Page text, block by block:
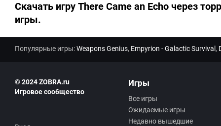
0
Скачать игру There Came an Echo через
игры.
Популярные игры:Weapons Genius, Empyrion - Galactic Survival ,
© 2024 ZOBRA.ru
Игровое сообщество
Игры
Все игры
Ожидаемые игры
Недавно вышедшие